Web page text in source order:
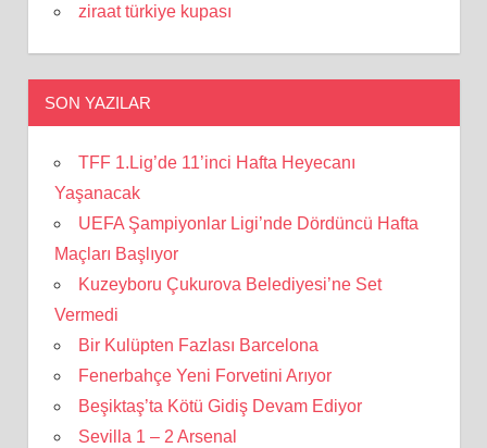
ziraat türkiye kupası
SON YAZILAR
TFF 1.Lig’de 11’inci Hafta Heyecanı
Yaşanacak
UEFA Şampiyonlar Ligi’nde Dördüncü Hafta
Maçları Başlıyor
Kuzeyboru Çukurova Belediyesi’ne Set
Vermedi
Bir Kulüpten Fazlası Barcelona
Fenerbahçe Yeni Forvetini Arıyor
Beşiktaş’ta Kötü Gidiş Devam Ediyor
Sevilla 1 – 2 Arsenal